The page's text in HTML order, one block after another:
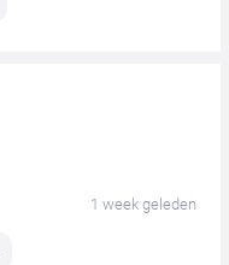
1 week geleden